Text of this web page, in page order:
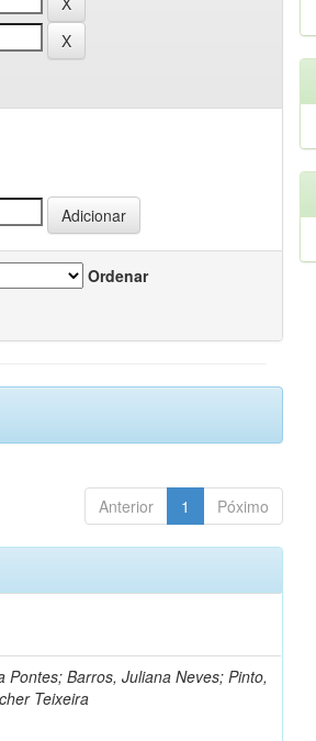
Ordenar
Anterior 1 Póximo
Barros, Juliana Neves; Pinto,
Teixeira